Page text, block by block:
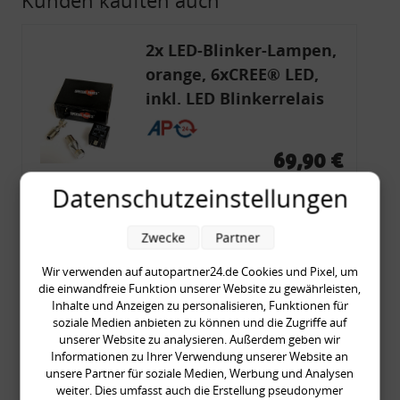
2x LED-Blinker-Lampen,
orange, 6xCREE® LED,
inkl. LED Blinkerrelais
CF 14
69,90 €
inkl. gesetzl. MwSt., zzgl. Versandkosten
Merkzettel
Zum Artikel
Rückleuchtenband mit
Blinker, rot, US-Ecken,
Audi 80 Cabrio, Typ 89,
Datenschutzeinstellungen
Wir verwenden auf autopartner24.de Cookies und Pixel, um
die einwandfreie Funktion unserer Website zu gewährleisten,
Inhalte und Anzeigen zu personalisieren, Funktionen für
soziale Medien anbieten zu können und die Zugriffe auf
unserer Website zu analysieren. Außerdem geben wir
Informationen zu Ihrer Verwendung unserer Website an
unsere Partner für soziale Medien, Werbung und Analysen
weiter. Dies umfasst auch die Erstellung pseudonymer
Zwecke Partner